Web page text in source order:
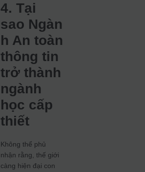
4. Tại
sao Ngàn
h An toàn
thông tin
trở thành
ngành
học cấp
thiết
Không thể phủ
nhận rằng, thế giới
càng hiện đại con